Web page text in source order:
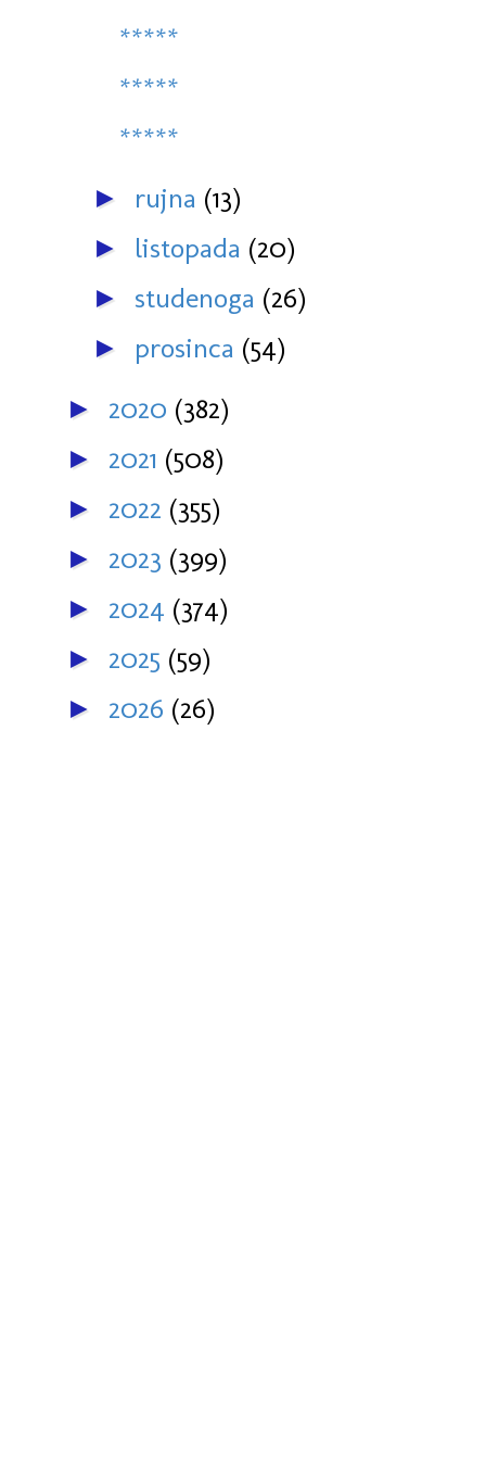
*****
*****
*****
► rujna (13)
► listopada (20)
► studenoga (26)
► prosinca (54)
► 2020 (382)
► 2021 (508)
► 2022 (355)
► 2023 (399)
► 2024 (374)
► 2025 (59)
► 2026 (26)